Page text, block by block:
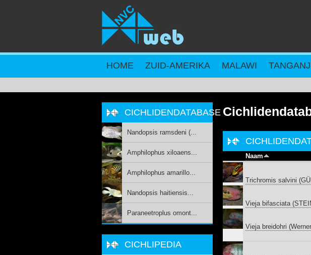
HOME ZUID-AMERIKA MALAWI
Naam
Trichromis salvini
Vieja bifasciata
Vieja breidohri
CICHLIDENDATABASE
Nandopsis ramsdeni (...
Amphilophus xiloaens...
Amphilophus amarillo...
Nandopsis haitiensis...
Paraneetroplus omont...
CICHLIPEDIA